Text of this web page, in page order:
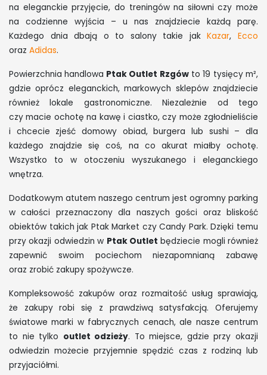
na eleganckie przyjęcie, do treningów na siłowni czy może
na codzienne wyjścia – u nas znajdziecie każdą parę.
Każdego dnia dbają o to salony takie jakKazar,Ecco
oraz Adidas.
Powierzchnia handlowa Ptak Outlet Rzgówto 19 tysięcy m²,
gdzie oprócz eleganckich, markowych sklepów znajdziecie
również lokale gastronomiczne. Niezależnie od tego
czy macie ochotę na kawę i ciastko, czy może zgłodnieliście
i chcecie zjeść domowy obiad, burgera lub sushi – dla
każdego znajdzie się coś, na co akurat miałby ochotę.
Wszystko to w otoczeniu wyszukanego i eleganckiego
wnętrza.
Dodatkowym atutem naszego centrum jest ogromny parking
w całości przeznaczony dla naszych gości oraz bliskość
obiektów takich jak Ptak Market czy Candy Park. Dzięki temu
przy okazji odwiedzin w Ptak Outlet będziecie mogli również
zapewnić swoim pociechom niezapomnianą zabawę
oraz zrobić zakupy spożywcze.
Kompleksowość zakupów oraz rozmaitość usług sprawiają,
że zakupy robi się z prawdziwą satysfakcją. Oferujemy
światowe marki w fabrycznych cenach, ale nasze centrum
to nie tylko outlet odzieży. To miejsce, gdzie przy okazji
odwiedzin możecie przyjemnie spędzić czas z rodziną lub
przyjaciółmi.